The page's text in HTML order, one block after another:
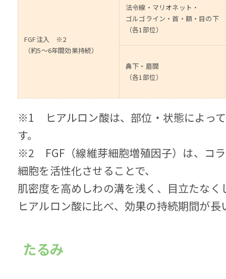
FGF注入 ※2
（約5～6年間効果持続）
法令線・マリオネット・
ゴルゴライン・首・額・目の下
（各1部位）
鼻下・眉間
（各1部位）
※1 ヒアルロン酸は、部位・状態によっ
す。
※2 FGF（線維芽細胞増殖因子）は、コ
細胞を活性化させることで、
肌密度を高めしわの溝を浅く、目立たなく
ヒアルロン酸に比べ、効果の持続期間が長
たるみ